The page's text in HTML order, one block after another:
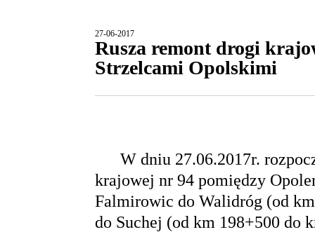
27-06-2017
Rusza remont drogi
Strzelcami Opolskimi
W dniu 27.06.2017r.
krajowej nr 94 pomiędzy
Falmirowic do Walidróg (od
do Suchej (od km 198+500 do